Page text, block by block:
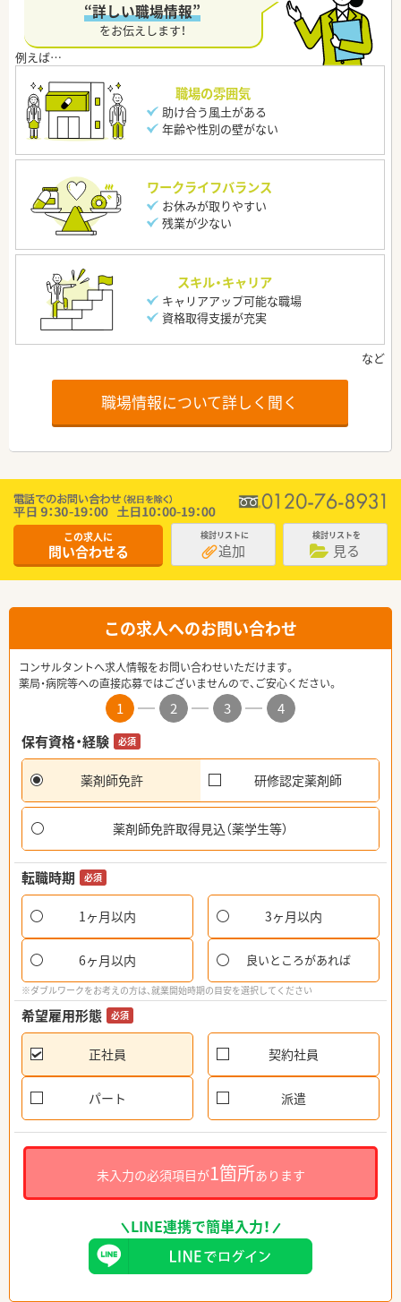
“詳しい職場情報”
をお伝えします！
職場の雰囲気
助け合う風土がある
年齢や性別の壁がない
ワークライフバランス
お休みが取りやすい
残業が少ない
スキル・キャリア
キャリアアップ可能な職場
資格取得支援が充実
職場情報について詳しく聞く
この求人に
問い合わせる
検討リストに
追加
検討リストを
見る
この求人へのお問い合わせ
コンサルタントへ求人情報をお問い合わせいただけます。
薬局・病院等への直接応募ではございませんので、ご安心ください。
1 2 3
4
保有資格・経験
必須
薬剤師免許 研修認定薬剤師
薬剤師免許取得見込（薬学生等）
転職時期 必須
1ヶ月以内 3ヶ月以内
6ヶ月以内 良いところがあれば
※ダブルワークをお考えの方は、就業開始時期の目安を選択してください
希望雇用形態 必須
正社員 契約社員
パート 派遣
未入力の必須項目が1箇所あります
LINE連携で簡単入力！